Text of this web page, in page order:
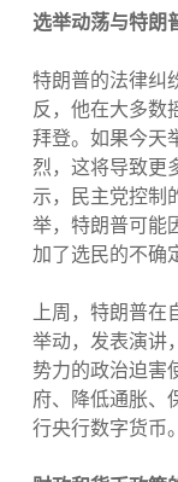
选举动荡与特朗
特朗普的法律纠
反，他在大多数
拜登。如果今天
烈，这将导致更
示，民主党控制
举，特朗普可能
加了选民的不确
上周，特朗普
举动，发表演讲
势力的政治迫害
府、降低通胀、
行央行数字货币。